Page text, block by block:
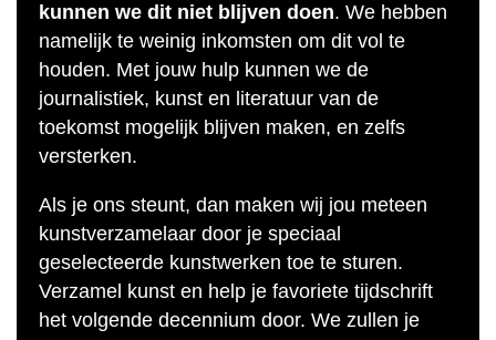
kunnen we dit niet blijven doen. We hebben
namelijk te weinig inkomsten om dit vol te
houden. Met jouw hulp kunnen we de
journalistiek, kunst en literatuur van de
toekomst mogelijk blijven maken, en zelfs
versterken.
Als je ons steunt, dan maken wij jou meteen
kunstverzamelaar door je speciaal
geselecteerde kunstwerken toe te sturen.
Verzamel kunst en help je favoriete tijdschrift
het volgende decennium door. We zullen je